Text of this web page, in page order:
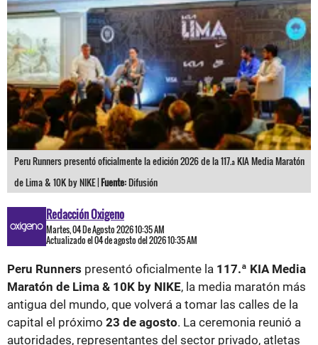
Peru Runners presentó oficialmente la edición 2026 de la 117.ª KIA Media Maratón
de Lima & 10K by NIKE |Fuente:Difusión
Redacción Oxigeno
Martes, 04 De Agosto 2026 10:35 AM
Actualizado el 04 de agosto del 2026 10:35 AM
Peru Runners presentó oficialmente la 117.ª KIA Media
Maratón de Lima & 10K by NIKE, la media maratón más
antigua del mundo, que volverá a tomar las calles de la
capital el próximo 23 de agosto. La ceremonia reunió a
autoridades, representantes del sector privado, atletas